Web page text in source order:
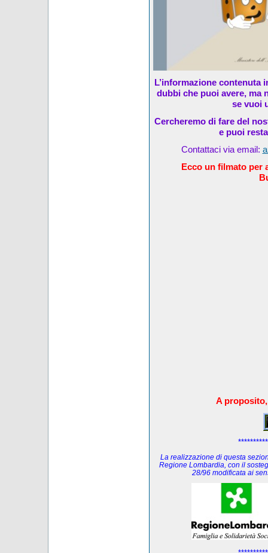
L’informazione contenuta
dubbi che puoi avere, ma
se vuoi
Cercheremo di fare del
e puoi
Contattaci via email:
Ecco un filmato per
A
La realizzazione di questa
Regione Lombardia, con il
28/96 modificata ai